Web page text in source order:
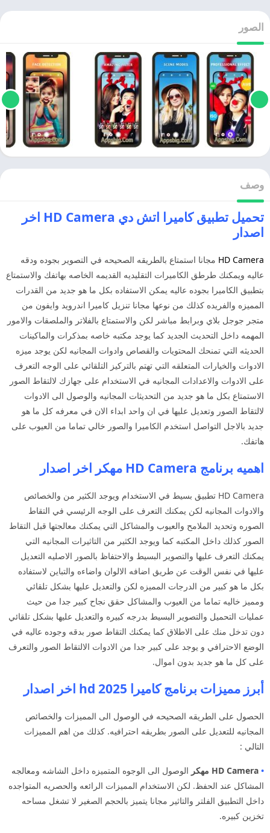
الصور
وصف
تحميل تطبيق كاميرا اتش دي HD Camera اخر
اصدار
HD Camera مجانا استمتاع بالطريقه الصحيحه في التصوير بجوده ودقه
عاليه ويمكنك طرطق الكاميرات التقليديه القديمه الخاصه بهاتفك والاستمتاع
بتطبيق الكاميرا بجوده عاليه يمكن الاستفاده بكل ما هو جديد من القدرات
المميزه والفريده كذلك من نوعها مجانا تنزيل كاميرا اندرويد وايفون من
متجر جوجل بلاي وبرابط مباشر لكن والاستمتاع بالفلاتر والملصقات والامور
المهمه داخل التحديث الجديد كما يوجد مكتبه خاصه بمذكرات والماكينات
الحديثه التي تمنحك المحتويات والقصاص وادوات المجانيه لكن يوجد ميزه
الادوات والخيارات المتعلقه التي تهتم بالتركيز التلقائي على الوجه التعرف
على الادوات والاعدادات المجانيه في الاستخدام على جهازك لالتقاط الصور
الاستمتاع بكل ما هو جديد من التحديثات المجانيه والوصول الى الادوات
لالتقاط الصور وتعديل عليها في ان واحد ابداء الان في معرفه كل ما هو
جديد بالاجل التواصل استخدم الكاميرا والصور خالي تماما من العيوب على
هاتفك.
اهميه برنامج HD Camera مهكر اخر اصدار
HD Camera تطبيق بسيط في الاستخدام ويوجد الكثير من والخصائص
والادوات المجانيه لكن يمكنك التعرف على الوجه الرئيسي في التقاط
الصوره وتحديد الملامح والعيوب والمشاكل التي يمكنك معالجتها قبل التقاط
الصور كذلك داخل المكتبه كما ويوجد الكثير من التاثيرات المجانيه التي
يمكنك التعرف عليها والتصوير البسيط والاحتفاظ بالصور الاصليه التعديل
عليها في نفس الوقت عن طريق اضافه الالوان واضاءه والتباين لاستفاده
بكل ما هو كبير من الدرجات المميزه لكن والتعديل عليها بشكل تلقائي
ومميز خاليه تماما من العيوب والمشاكل حقق نجاح كبير جدا من حيث
عمليات التحميل والتصوير البسيط بدرجه كبيره والتعديل عليها بشكل تلقائي
دون تدخل منك على الاطلاق كما يمكنك التقاط صور بدقه وجوده عاليه في
الوضع الاحترافي و يوجد على كبير جدا من الادوات الالتقاط الصور والتعرف
على كل ما هو جديد بدون اموال.
أبرز مميزات برنامج كاميرا hd 2025 اخر اصدار
الحصول على الطريقه الصحيحه في الوصول الى المميزات والخصائص
المجانيه للتعديل على الصور بطريقه احترافيه. كذلك من اهم المميزات
التالي :
• HD Camera مهكر
الوصول الى الوجوه المتميزه داخل الشاشه ومعالجه
المشاكل عند الحفظ. لكن الاستخدام المميزات الرائعه والحصريه المتواجده
داخل التطبيق الفلتر والتاثير مجانا يتميز بالحجم الصغير لا تشغل مساحه
تخزين كبيره.